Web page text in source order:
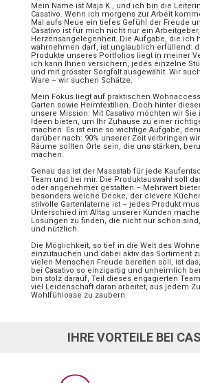
Mein Name ist Maja K., und ich bin die
Casativo. Wenn ich morgens zur Arbeit
Mal aufs Neue ein tiefes Gefühl der Freude
Casativo ist für mich nicht nur ein
Herzensangelegenheit. Die Aufgabe, die ich
wahrnehmen darf, ist unglaublich erfüllend:
Produkte unseres Portfolios liegt in meiner
ich kann Ihnen versichern, jedes einzelne
und mit grösster Sorgfalt ausgewählt. Wir
Ware – wir suchen Schätze.
Mein Fokus liegt auf praktischen
Garten sowie Heimtextilien. Doch hinter
unsere Mission: Mit Casativo möchten wir
Ideen bieten, um Ihr Zuhause zu einer
machen. Es ist eine so wichtige Aufgabe,
darüber nach: 90% unserer Zeit verbringen
Räume sollten Orte sein, die uns stärken,
machen.
Genau das ist der Massstab für jede
Team und bei mir. Die Produktauswahl soll
oder angenehmer gestalten – Mehrwert
besonders weiche Decke, der clevere
stilvolle Gartenlaterne ist – jedes Produkt
Unterschied im Alltag unserer Kunden
Lösungen zu finden, die nicht nur schön
und nützlich.
Die Möglichkeit, so tief in die Welt des
einzutauchen und dabei aktiv das Sortiment
vielen Menschen Freude bereiten soll, ist
bei Casativo so einzigartig und unheimlich
bin stolz darauf, Teil dieses engagierten
viel Leidenschaft daran arbeitet, aus jedem
Wohlfühloase zu zaubern.
IHRE VORTEILE BEI